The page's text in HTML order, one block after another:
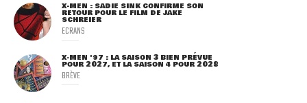
X-MEN : SADIE SINK CONFIRME SON
RETOUR POUR LE FILM DE JAKE
SCHREIER
ECRANS
X-MEN '97 : LA SAISON 3 BIEN PRÉVUE
POUR 2027, ET LA SAISON 4 POUR 2028
BRÈVE